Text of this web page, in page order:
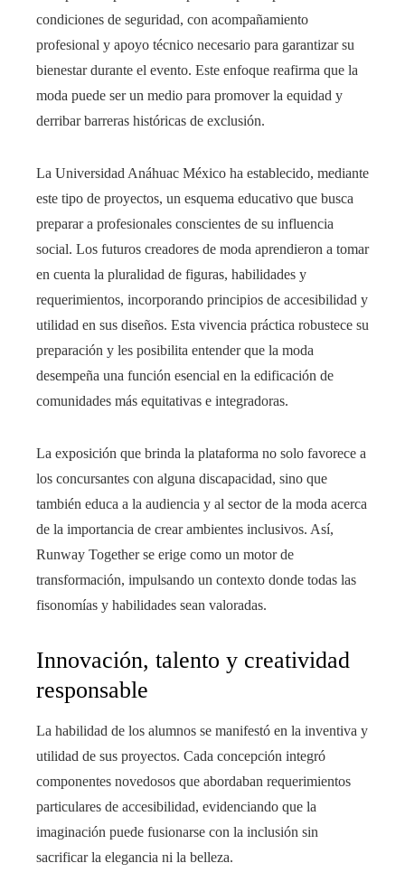
condiciones de seguridad, con acompañamiento
profesional y apoyo técnico necesario para garantizar su
bienestar durante el evento. Este enfoque reafirma que la
moda puede ser un medio para promover la equidad y
derribar barreras históricas de exclusión.
La Universidad Anáhuac México ha establecido, mediante
este tipo de proyectos, un esquema educativo que busca
preparar a profesionales conscientes de su influencia
social. Los futuros creadores de moda aprendieron a tomar
en cuenta la pluralidad de figuras, habilidades y
requerimientos, incorporando principios de accesibilidad y
utilidad en sus diseños. Esta vivencia práctica robustece su
preparación y les posibilita entender que la moda
desempeña una función esencial en la edificación de
comunidades más equitativas e integradoras.
La exposición que brinda la plataforma no solo favorece a
los concursantes con alguna discapacidad, sino que
también educa a la audiencia y al sector de la moda acerca
de la importancia de crear ambientes inclusivos. Así,
Runway Together se erige como un motor de
transformación, impulsando un contexto donde todas las
fisonomías y habilidades sean valoradas.
Innovación, talento y creatividad
responsable
La habilidad de los alumnos se manifestó en la inventiva y
utilidad de sus proyectos. Cada concepción integró
componentes novedosos que abordaban requerimientos
particulares de accesibilidad, evidenciando que la
imaginación puede fusionarse con la inclusión sin
sacrificar la elegancia ni la belleza.